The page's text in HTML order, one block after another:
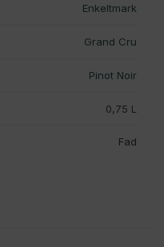
Enkeltmark
Grand Cru
Pinot Noir
0,75 L
Fad